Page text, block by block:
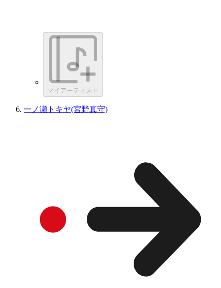
マイアーティスト
一ノ瀬トキヤ(宮野真守)